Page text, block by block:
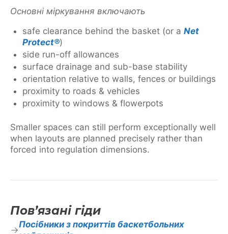
Основні міркування включають
safe clearance behind the basket (or a Net
Protect®)
side run-off allowances
surface drainage and sub-base stability
orientation relative to walls, fences or buildings
proximity to roads & vehicles
proximity to windows & flowerpots
Smaller spaces can still perform exceptionally well
when layouts are planned precisely rather than
forced into regulation dimensions.
Пов’язані гіди
Посібники з покриттів баскетбольних